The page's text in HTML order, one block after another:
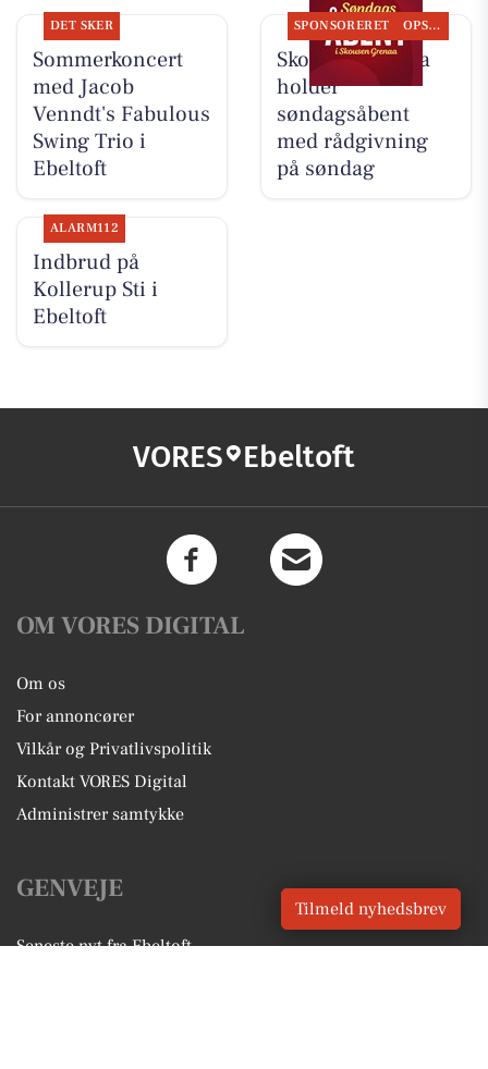
DET SKER
Sommerkoncert
med Jacob
Venndt's Fabulous
Swing Trio i
Ebeltoft
SPONSORERET OPSLAGSTAVLEN
Skousen Grenaa
holder
søndagsåbent
med rådgivning
på søndag
ALARM112
Indbrud på
Kollerup Sti i
Ebeltoft
VORES Ebeltoft
OM VORES DIGITAL
Om os
For annoncører
Vilkår og Privatlivspolitik
Kontakt VORES Digital
Administrer samtykke
GENVEJE
Seneste nyt fra Ebeltoft
Tilmeld nyhedsbrev